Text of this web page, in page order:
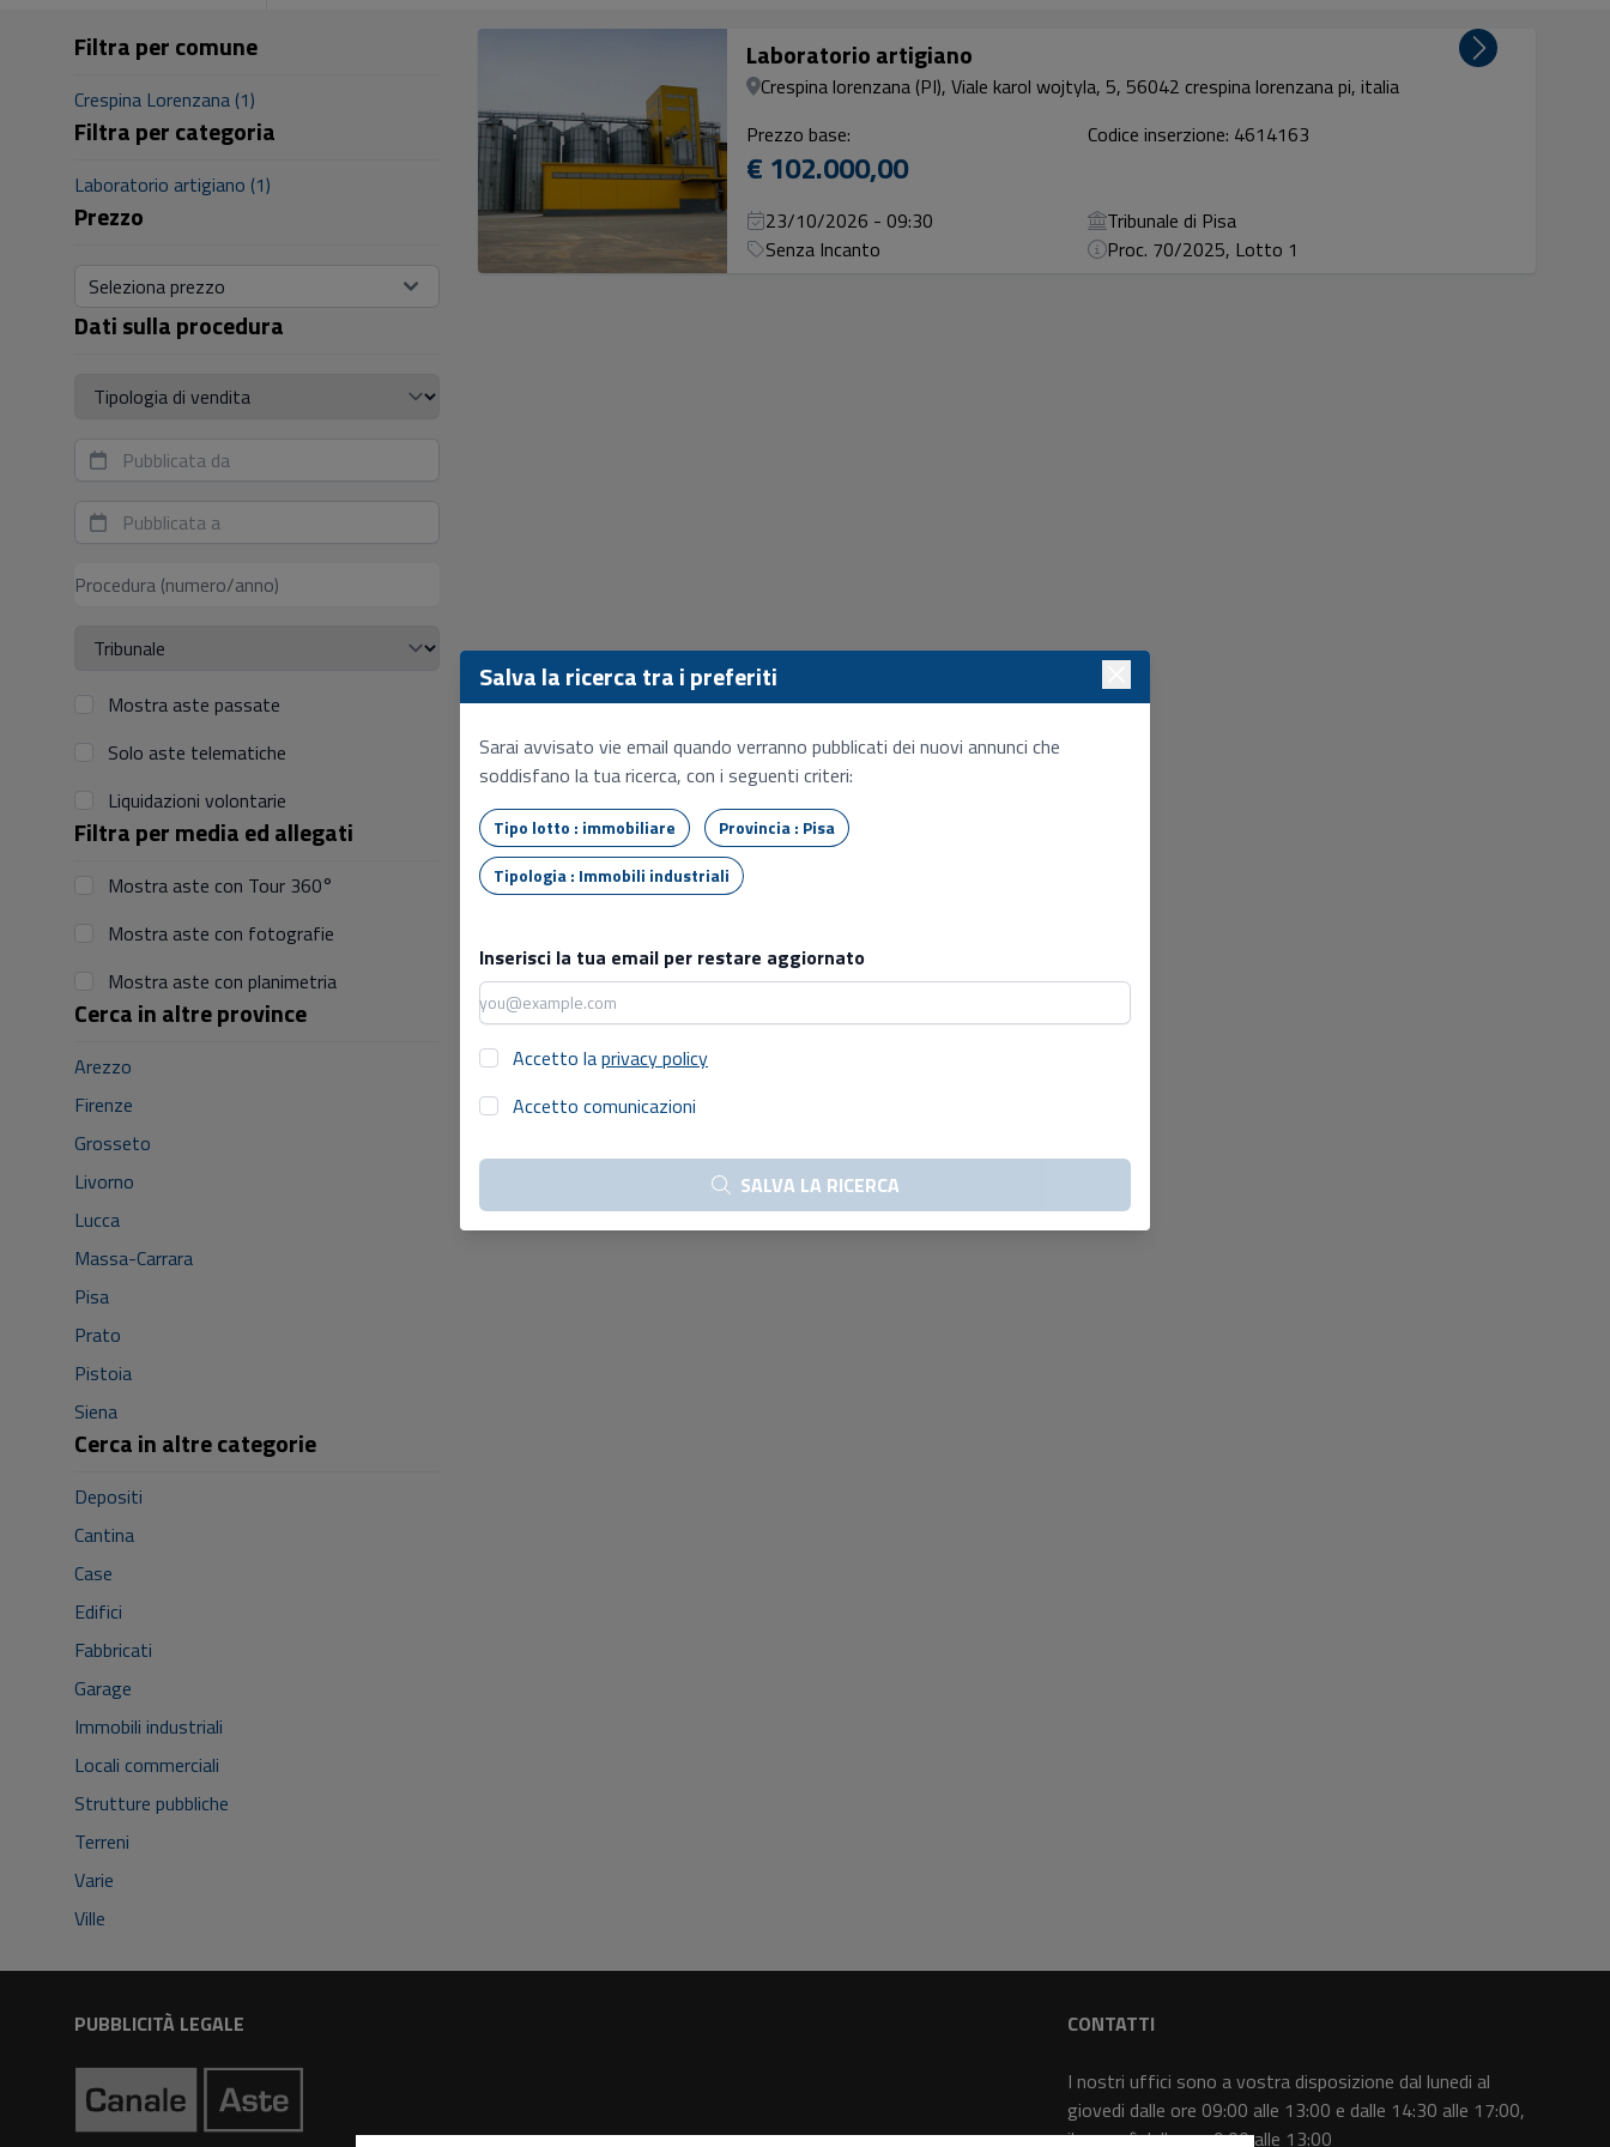
Filtra per comune
Crespina Lorenzana (1)
Filtra per categoria
Laboratorio artigiano (1)
Prezzo
Seleziona prezzo
Dati sulla procedura
Tipologia di vendita
Mostra aste passate
Solo aste telematiche
Liquidazioni volontarie
Filtra per media ed allegati
Mostra aste con Tour 360°
Mostra aste con fotografie
Mostra aste con planimetria
Cerca in altre province
Arezzo
Firenze
Grosseto
Livorno
Lucca
Massa-Carrara
Pisa
Prato
Pistoia
Siena
Cerca in altre categorie
Depositi
Cantina
Case
Edifici
Fabbricati
Garage
Immobili industriali
Locali commerciali
Strutture pubbliche
Terreni
Varie
Ville
Laboratorio artigiano
Crespina lorenzana (PI), Viale karol wojtyla, 5, 56042 crespina lorenzana pi, italia
Prezzo base:
€ 102.000,00
Codice inserzione: 4614163
23/10/2026 - 09:30
Tribunale di Pisa
Senza Incanto
Proc. 70/2025, Lotto 1
Salva la ricerca tra i preferiti
Sarai avvisato vie email quando verranno pubblicati dei nuovi annunci che
soddisfano la tua ricerca, con i seguenti criteri:
Tipo lotto : immobiliare
Provincia : Pisa
Tipologia : Immobili industriali
Inserisci la tua email per restare aggiornato
Accetto laprivacy policy
Accetto comunicazioni
SALVA LA RICERCA
PUBBLICITÀ LEGALE
CONTATTI
I nostri uffici sono a vostra disposizione dal lunedi al
giovedi dalle ore 09:00 alle 13:00 e dalle 14:30 alle 17:00,
il venerdì dalle ore 9:00 alle 13:00